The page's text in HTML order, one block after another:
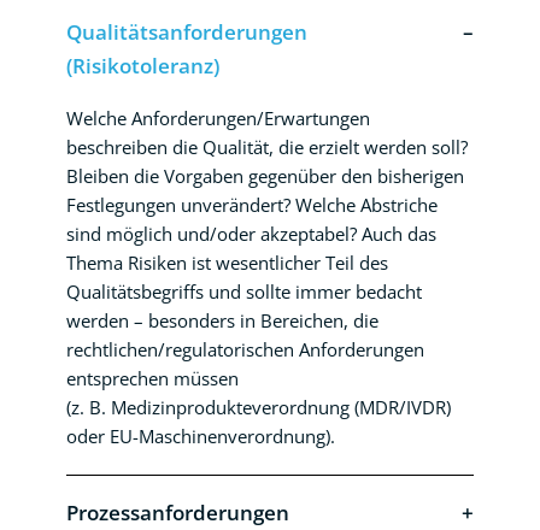
Qualitätsanforderungen
(Risikotoleranz)
Welche Anforderungen/Erwartungen
beschreiben die Qualität, die erzielt werden soll?
Bleiben die Vorgaben gegenüber den bisherigen
Festlegungen unverändert? Welche Abstriche
sind möglich und/oder akzeptabel? Auch das
Thema Risiken ist wesentlicher Teil des
Qualitätsbegriffs und sollte immer bedacht
werden – besonders in Bereichen, die
rechtlichen/regulatorischen Anforderungen
entsprechen müssen
(z. B. Medizinprodukteverordnung (MDR/IVDR)
oder EU-Maschinenverordnung).
Prozessanforderungen